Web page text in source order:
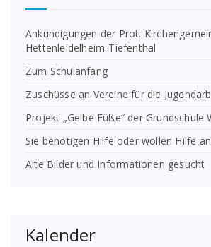
Ankündigungen der Prot.
Hettenleidelheim-Tiefenthal
Zum Schulanfang
Zuschüsse an Vereine für die
Projekt „Gelbe Füße“ der Grundschule
Sie benötigen Hilfe oder wollen Hilfe
Alte Bilder und Informationen gesucht
Kalender